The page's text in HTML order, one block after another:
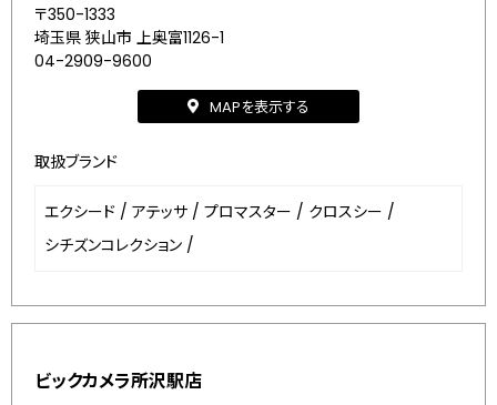
〒350-1333
埼玉県 狭山市 上奥富1126-1
04-2909-9600
MAPを表示する
取扱ブランド
エクシード / アテッサ / プロマスター / クロスシー /
シチズンコレクション /
ビックカメラ所沢駅店